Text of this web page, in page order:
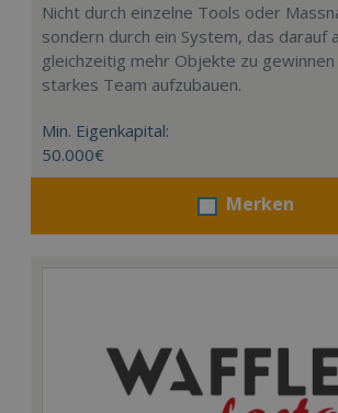
Nicht durch einzelne Tools oder
sondern durch ein System, das darauf
gleichzeitig mehr Objekte zu gewinnen
starkes Team aufzubauen.
Min. Eigenkapital:
50.000€
Merken